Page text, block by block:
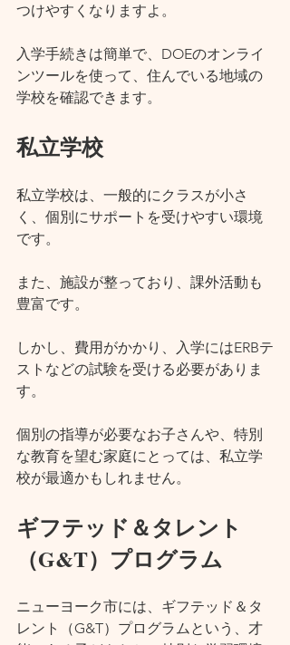
つけやすくなりますよ。
入学手続きは簡単で、DOEのオンライ
ンツールを使って、住んでいる地域の
学校を確認できます。
私立学校
私立学校は、一般的にクラスが小さ
く、個別にサポートを受けやすい環境
です。
また、施設が整っており、課外活動も
豊富です。
しかし、費用がかかり、入学にはERBテ
ストなどの試験を受ける必要がありま
す。
個別の指導が必要なお子さんや、特別
な教育を望む家庭にとっては、私立学
校が最適かもしれません。
ギフテッド＆タレント
（G&T）プログラム
ニューヨーク市には、ギフテッド＆タ
レント（G&T）プログラムという、才